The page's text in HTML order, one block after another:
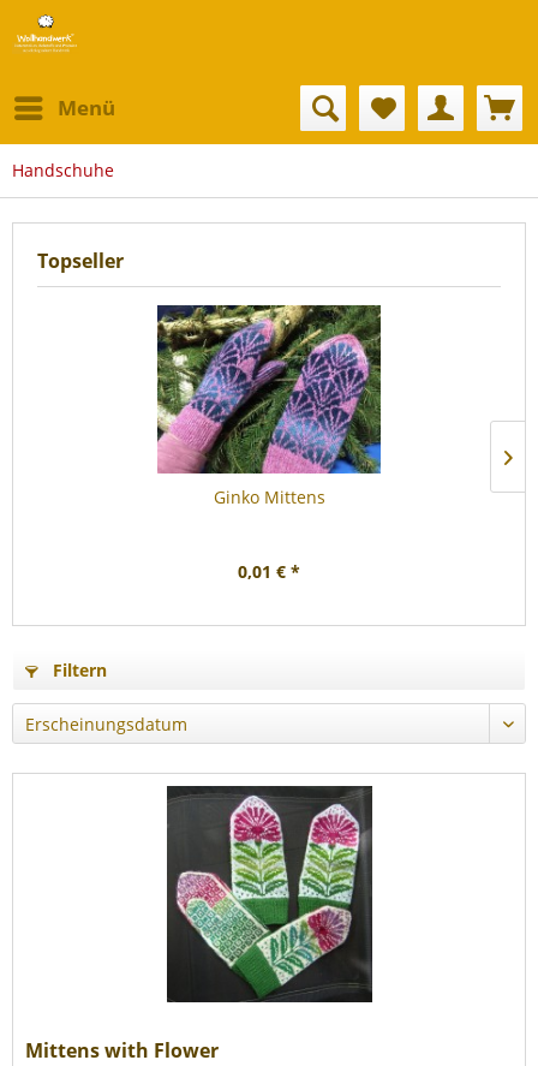
Menü
Handschuhe
Topseller
Ginko Mittens
0,01 € *
Filtern
Mittens with Flower